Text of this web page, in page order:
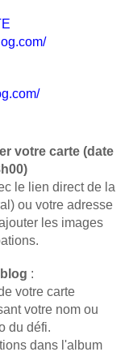
votre carte (date
le lien direct de la
ou votre adresse
les images
:
votre carte
votre nom ou
du défi.
dans l'album